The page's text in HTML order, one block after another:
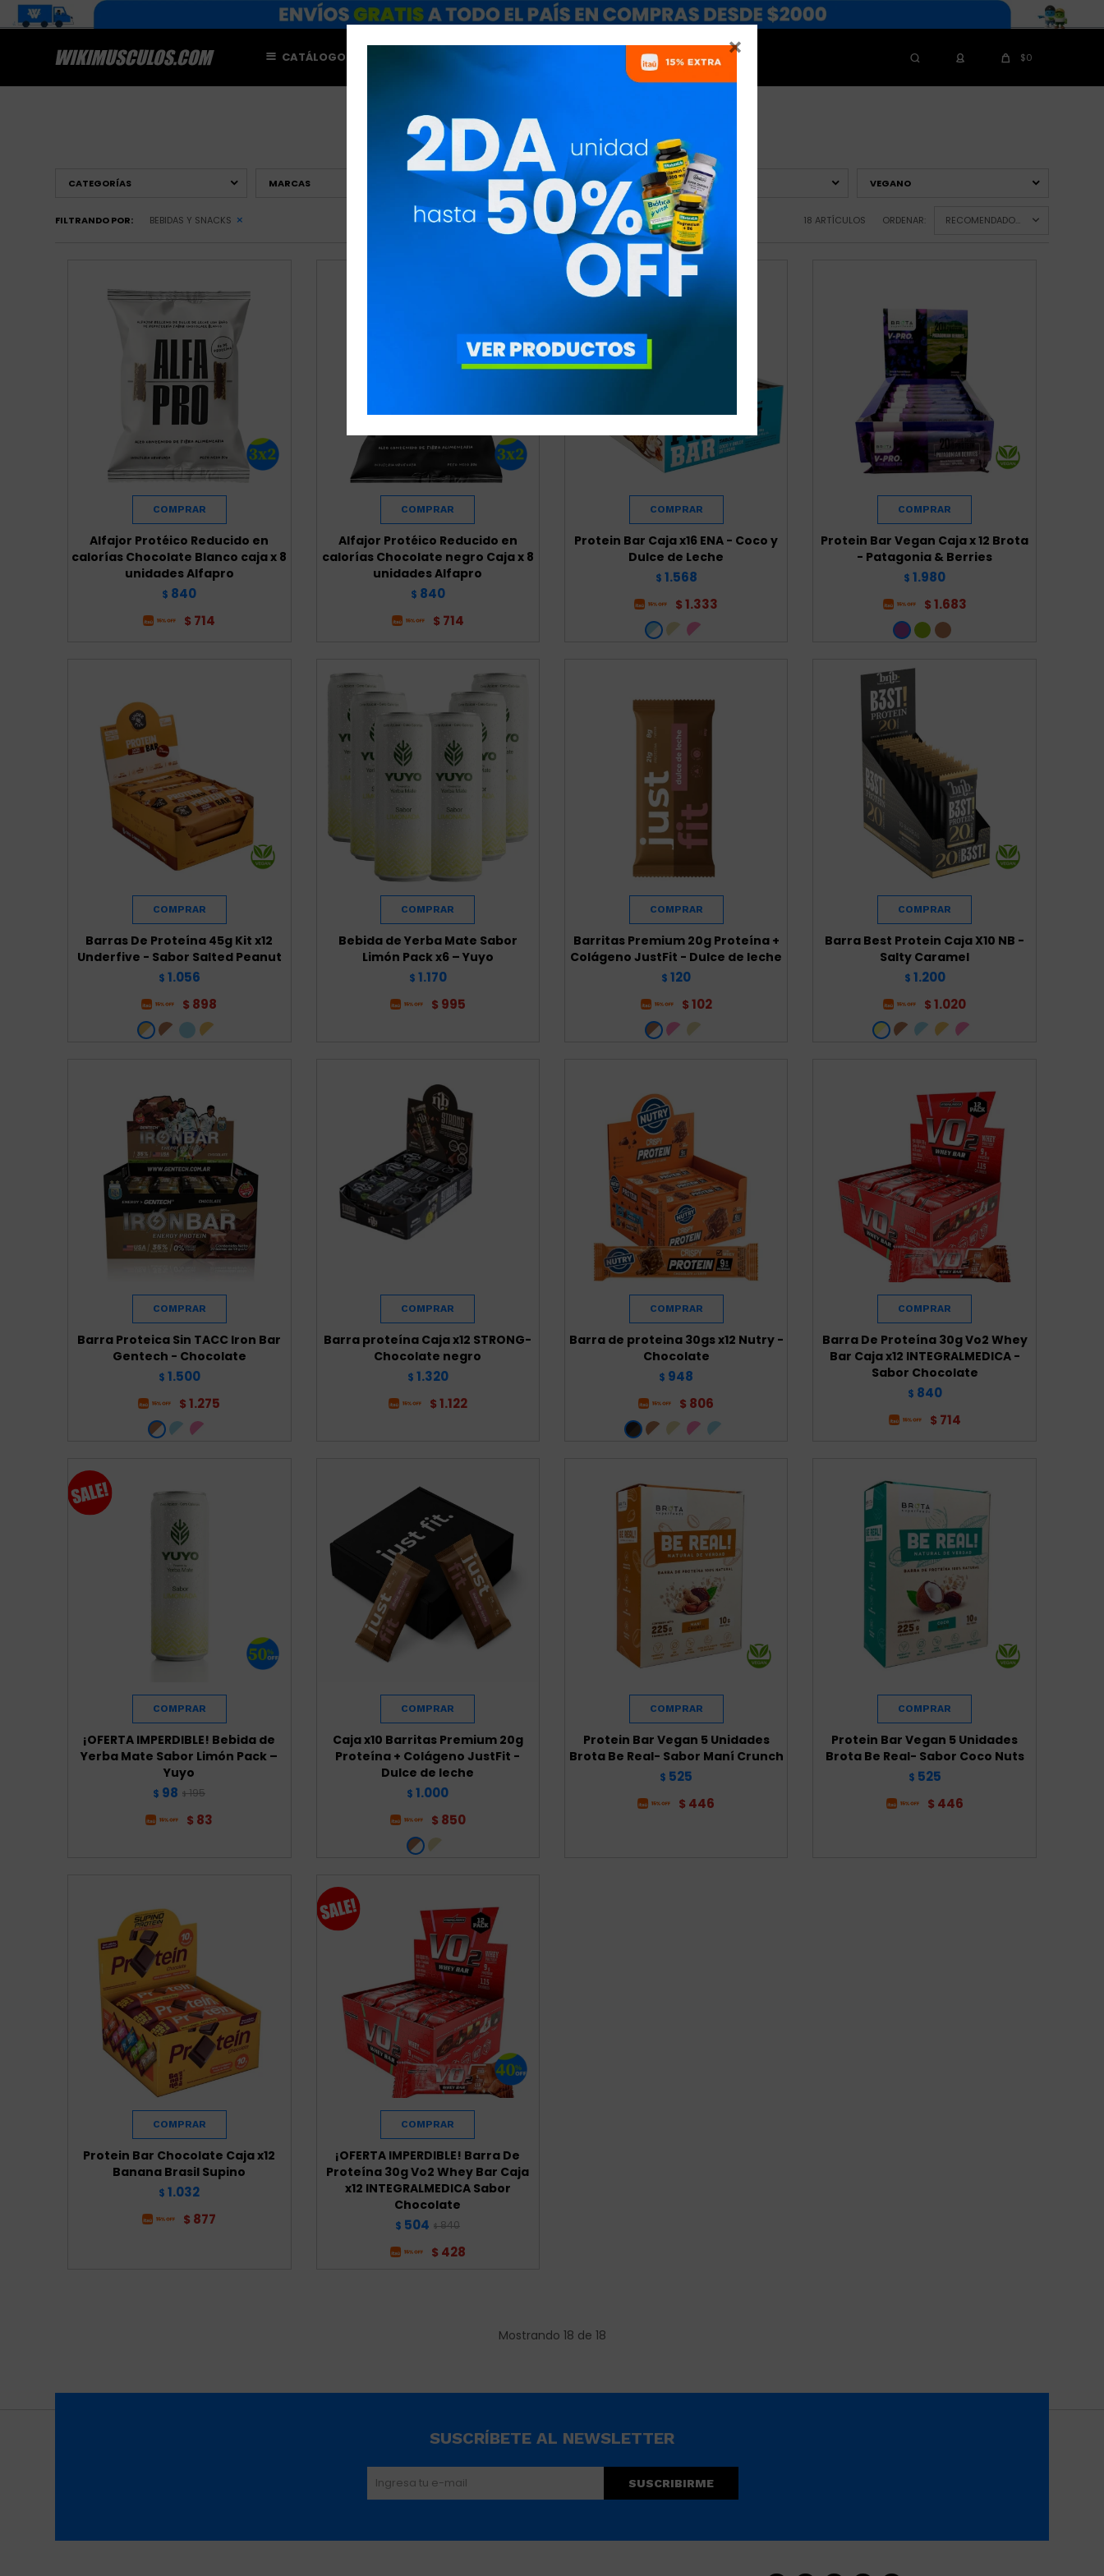

CATÁLOGO NUTRICIONISTAS $0
BEBIDAS Y SNACKS
CATEGORÍAS MARCAS PRECIO($) ESPECIALES VEGANO
FILTRANDO POR: BEBIDAS Y SNACKS 18 ARTÍCULOS ORDENAR: RECOMENDADOS
Alfajor Protéico Reducido en
calorías Chocolate Blanco caja x 8
unidades Alfapro
$ 840
$ 714
Alfajor Protéico Reducido en
calorías Chocolate negro Caja x 8
unidades Alfapro
$ 840
$ 714
Protein Bar Caja x16 ENA - Coco y
Dulce de Leche
$ 1.568
$ 1.333
Protein Bar Vegan Caja x 12 Brota
- Patagonia & Berries
$ 1.980
$ 1.683
Barras De Proteína 45g Kit x12
Underfive - Sabor Salted Peanut
$ 1.056
$ 898
Bebida de Yerba Mate Sabor
Limón Pack x6 – Yuyo
$ 1.170
$ 995
Barritas Premium 20g Proteína +
Colágeno JustFit - Dulce de leche
$ 120
$ 102
Barra Best Protein Caja X10 NB -
Salty Caramel
$ 1.200
$ 1.020
Barra Proteica Sin TACC Iron Bar
Gentech - Chocolate
$ 1.500
$ 1.275
Barra proteína Caja x12 STRONG-
Chocolate negro
$ 1.320
$ 1.122
Barra de proteina 30gs x12 Nutry -
Chocolate
$ 948
$ 806
Barra De Proteína 30g Vo2 Whey
Bar Caja x12 INTEGRALMEDICA -
Sabor Chocolate
$ 840
$ 714
¡OFERTA IMPERDIBLE! Bebida de
Yerba Mate Sabor Limón Pack –
Yuyo
$ 98 $ 195
$ 83
Caja x10 Barritas Premium 20g
Proteína + Colágeno JustFit -
Dulce de leche
$ 1.000
$ 850
Protein Bar Vegan 5 Unidades
Brota Be Real- Sabor Maní Crunch
$ 525
$ 446
Protein Bar Vegan 5 Unidades
Brota Be Real- Sabor Coco Nuts
$ 525
$ 446
Protein Bar Chocolate Caja x12
Banana Brasil Supino
$ 1.032
$ 877
¡OFERTA IMPERDIBLE! Barra De
Proteína 30g Vo2 Whey Bar Caja
x12 INTEGRALMEDICA Sabor
Chocolate
$ 504 $ 840
$ 428
Mostrando 18 de 18
SUSCRÍBETE AL NEWSLETTER
SUSCRIBIRME